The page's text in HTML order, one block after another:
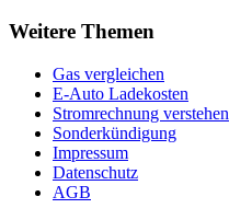
Weitere Themen
Gas vergleichen
E-Auto Ladekosten
Stromrechnung verstehen
Sonderkündigung
Impressum
Datenschutz
AGB